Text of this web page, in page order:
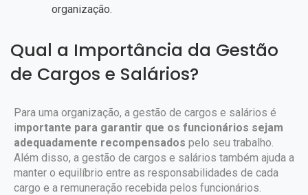
organização.
Qual a Importância da Gestão
de Cargos e Salários?
Para uma organização, a gestão de cargos e salários é
importante para garantir que os funcionários sejam
adequadamente recompensados pelo seu trabalho.
Além disso, a gestão de cargos e salários também ajuda a
manter o equilíbrio entre as responsabilidades de cada
cargo e a remuneração recebida pelos funcionários.